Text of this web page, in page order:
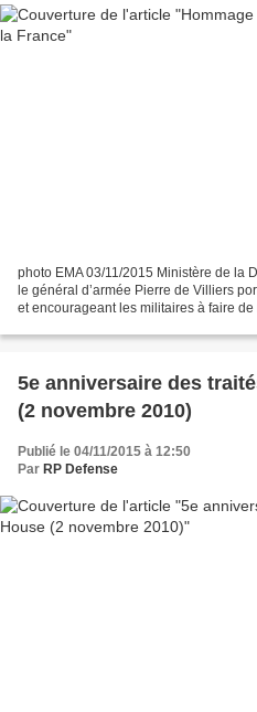
photo EMA 03/11/2015 Ministère de la
le général d’armée Pierre de Villiers
et encourageant les militaires à faire
5e anniversaire des
(2 novembre 2010)
Publié le 04/11/2015 à 12:50
Par RP Defense